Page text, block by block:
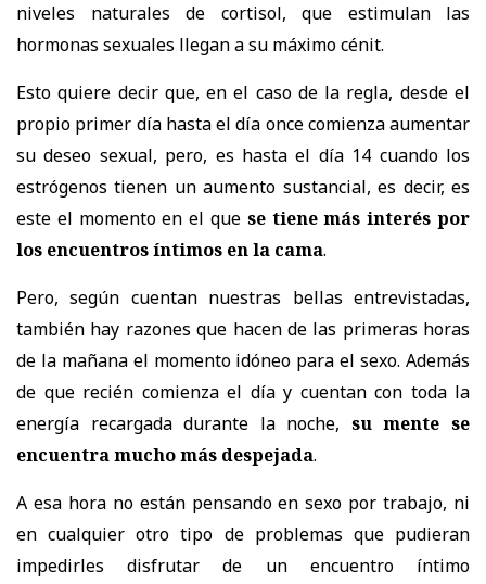
niveles naturales de cortisol, que estimulan las
hormonas sexuales llegan a su máximo cénit.
Esto quiere decir que, en el caso de la regla, desde el
propio primer día hasta el día once comienza aumentar
su deseo sexual, pero, es hasta el día 14 cuando los
estrógenos tienen un aumento sustancial, es decir, es
este el momento en el que se tiene más interés por
los encuentros íntimos en la cama.
Pero, según cuentan nuestras bellas entrevistadas,
también hay razones que hacen de las primeras horas
de la mañana el momento idóneo para el sexo. Además
de que recién comienza el día y cuentan con toda la
energía recargada durante la noche, su mente se
encuentra mucho más despejada.
A esa hora no están pensando en sexo por trabajo, ni
en cualquier otro tipo de problemas que pudieran
impedirles disfrutar de un encuentro íntimo